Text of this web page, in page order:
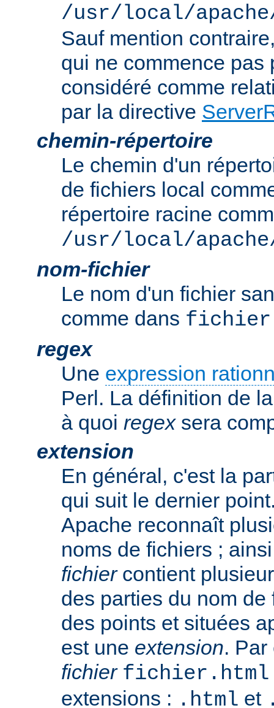
/usr/local/
Sauf mention
qui ne commence pas
considéré comme
par la directive
chemin-répertoire
Le chemin d'un
de fichiers local
répertoire racine
/usr/local/
nom-fichier
Le nom d'un fichier
comme dans
regex
Une expression
Perl. La définition de
à quoi regexsera
extension
En général, c'est la
qui suit le dernier
Apache reconnaît
noms de fichiers ;
fichiercontient
des parties du nom
des points et situées
est une extension.
fichier
extensions : .html et